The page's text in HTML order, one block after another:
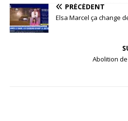
PRÉCÉDENT
Elsa Marcel ça change
Abolition de